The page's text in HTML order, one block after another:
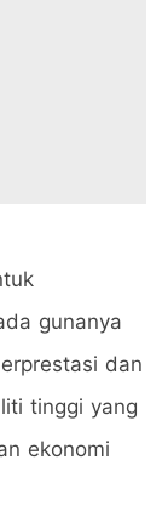
gunanya
dan
tinggi yang
ekonomi